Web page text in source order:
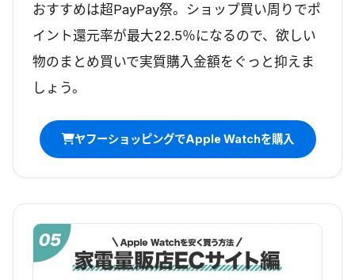
おすすめは超PayPay祭。ショップ買い周りでポ
イント還元率が最大22.5％になるので、欲しい
物のまとめ買いで実質購入金額をぐっと抑えま
しょう。
ヤフーショッピングでApple Watchを購入